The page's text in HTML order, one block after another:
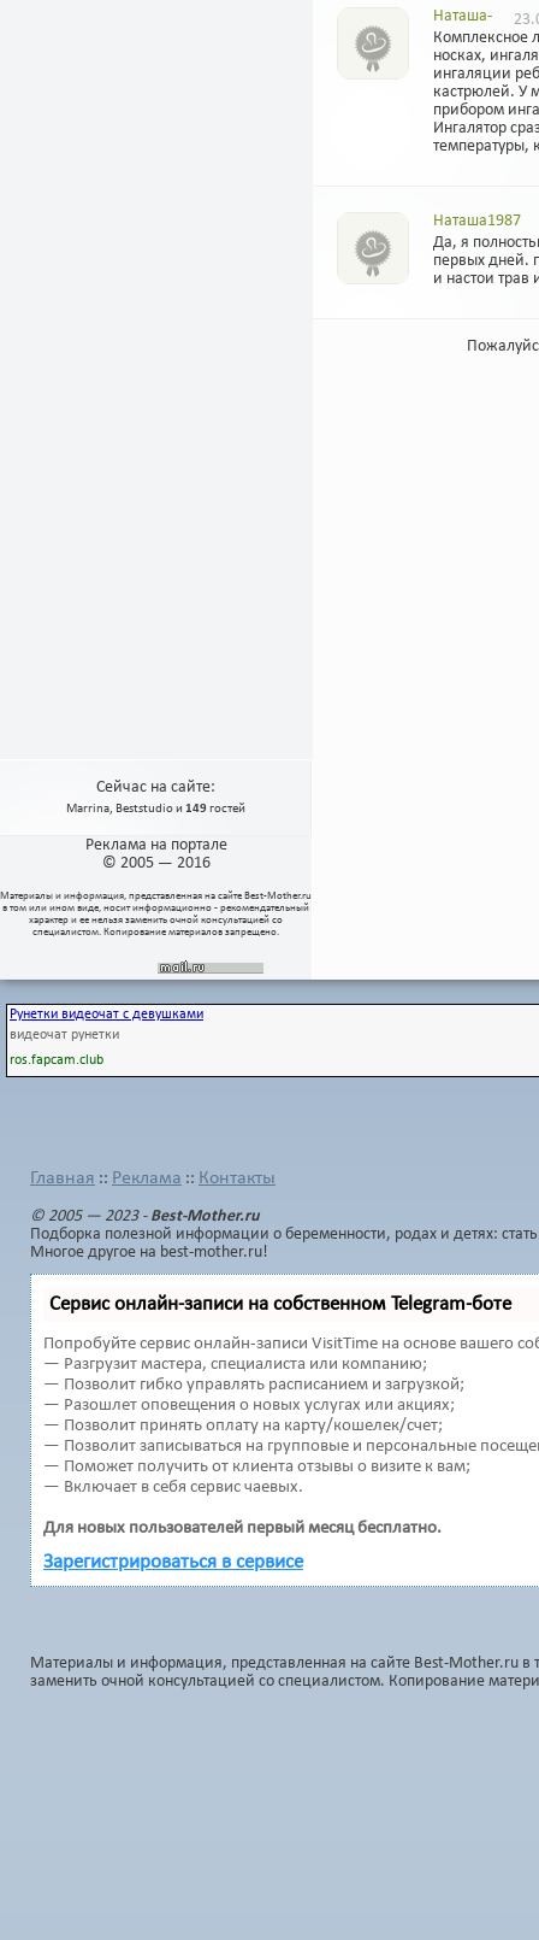
Сейчас на сайте:
Marrina, Beststudioи149гостей
Реклама на портале
© 2005 — 2016
Материалы и информация, представленная на сайте Best-Mother.ru
в том или ином виде, носит информационно - рекомендательный
характер и ее нельзя заменить очной консультацией со
специалистом. Копирование материалов запрещено.
Наташа-
Комплексное
носках,
ингаляции
кастрюлей. У
прибором
Ингалятор
температуры,
Наташа1987
Да, я
первых дней.
и настои трав
Рунетки видеочат с девушками
видеочат рунетки
ros.fapcam.club
Главная :: Реклама :: Контакты
© 2005 — 2023 - Best-Mother.ru
Подборка полезной информации о беременности, родах и детях:
Многое другое на best-mother.ru!
Сервис онлайн-записи на собственном Telegram-боте
Попробуйте сервис онлайн-записи VisitTime на основе вашего
— Разгрузит мастера, специалиста или компанию;
— Позволит гибко управлять расписанием и загрузкой;
— Разошлет оповещения о новых услугах или акциях;
— Позволит принять оплату на карту/кошелек/счет;
— Позволит записываться на групповые и персональные
— Поможет получить от клиента отзывы о визите к вам;
— Включает в себя сервис чаевых.
Для новых пользователей первый месяц бесплатно.
Зарегистрироваться в сервисе
Материалы и информация, представленная на сайте Best-Mother.ru
заменить очной консультацией со специалистом. Копирование